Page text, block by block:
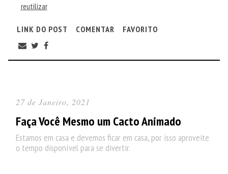
reutilizar
LINK DO POST COMENTAR FAVORITO
27 de Janeiro, 2021
Faça Você Mesmo um Cacto Animado
Estamos em casa e devemos ficar em casa, por isso aproveite
o tempo disponível para se divertir.